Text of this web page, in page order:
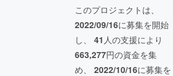
このプロジェクトは、
2022/09/16に募集を開始
し、 41 人の支援により
663,277円の資金を集
め、 2022/10/16に募集を